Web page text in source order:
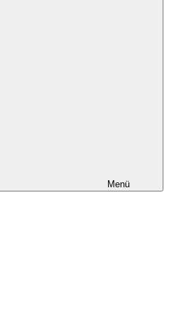
Menü